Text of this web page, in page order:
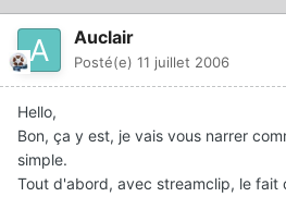
Auclair
Posté(e) 11 juillet 2006
Hello,
Bon, ça y est, je vais vous narrer
simple.
Tout d'abord, avec streamclip, le fait